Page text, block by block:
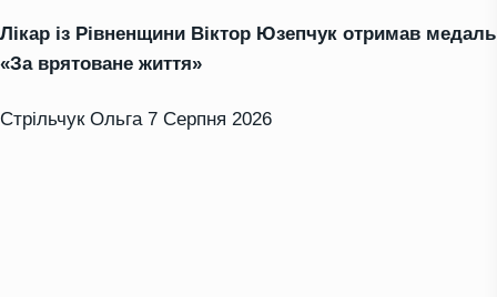
Лікар із Рівненщини Віктор Юзепчук отримав медаль
«За врятоване життя»
Стрільчук Ольга 7 Серпня 2026